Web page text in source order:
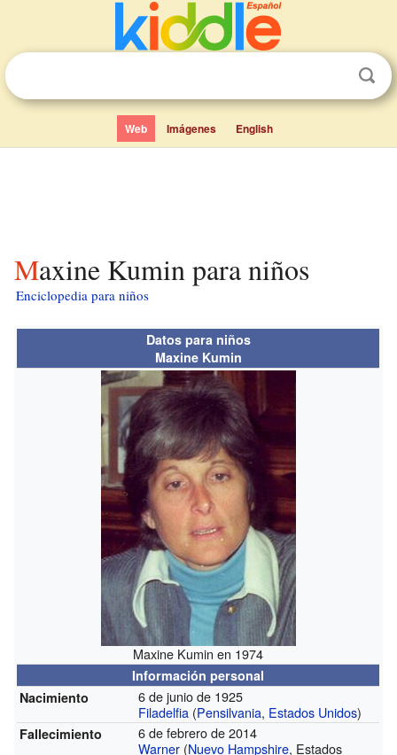
Web Imágenes English
Maxine Kumin para niños
Enciclopedia para niños
Datos para niños
Maxine Kumin
Maxine Kumin en 1974
Información personal
Nacimiento
6 de junio de 1925
Filadelfia (Pensilvania, Estados Unidos)
Fallecimiento
6 de febrero de 2014
Warner (Nuevo Hampshire, Estados